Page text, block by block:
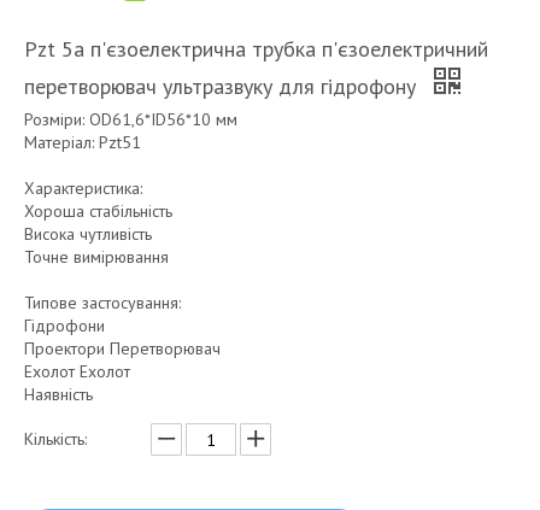
Pzt 5a п'єзоелектрична трубка п'єзоелектричний
перетворювач ультразвуку для гідрофону
Розміри: OD61,6*ID56*10 мм
Матеріал: Pzt51
Характеристика:
Хороша стабільність
Висока чутливість
Точне вимірювання
Типове застосування:
Гідрофони
Проектори Перетворювач
Ехолот Ехолот
Наявність
Кількість: